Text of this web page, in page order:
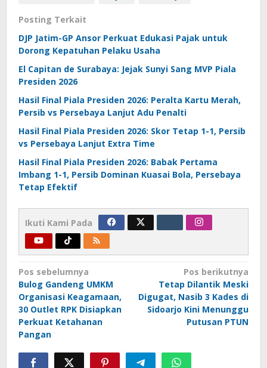
Posting Terkait
DJP Jatim-GP Ansor Perkuat Edukasi Pajak untuk
Dorong Kepatuhan Pelaku Usaha
El Capitan de Surabaya: Jejak Sunyi Sang MVP Piala
Presiden 2026
Hasil Final Piala Presiden 2026: Peralta Kartu Merah,
Persib vs Persebaya Lanjut Adu Penalti
Hasil Final Piala Presiden 2026: Skor Tetap 1-1, Persib
vs Persebaya Lanjut Extra Time
Hasil Final Piala Presiden 2026: Babak Pertama
Imbang 1-1, Persib Dominan Kuasai Bola, Persebaya
Tetap Efektif
Ikuti Kami Pada
Navigasi
pos
Pos sebelumnya
Bulog Gandeng UMKM
Organisasi Keagamaan,
30 Outlet RPK Disiapkan
Perkuat Ketahanan
Pangan
Pos berikutnya
Tetap Dilantik Meski
Digugat, Nasib 3 Kades di
Sidoarjo Kini Menunggu
Putusan PTUN